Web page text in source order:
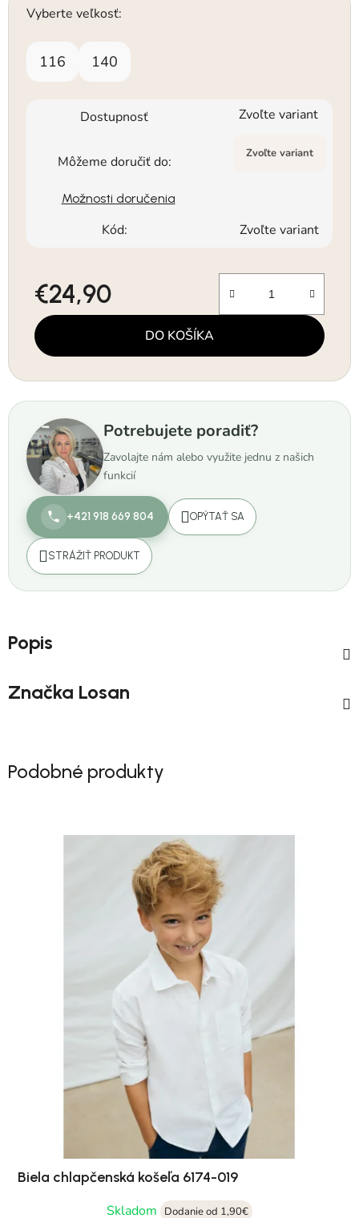
Vyberte veľkosť:
116 140
Dostupnosť Zvoľte variant
Môžeme doručiť do: Zvoľte variant
Možnosti doručenia
Kód: Zvoľte variant
€24,90
Jednotková cena:
DO KOŠÍKA
Potrebujete poradiť?
Zavolajte nám alebo využite jednu z našich
funkcií
+421 918 669 804 OPÝTAŤ SA
STRÁŽIŤ PRODUKT
Popis
Značka Losan
Podobné produkty
Biela chlapčenská košeľa 6174-019
Skladom
Dodanie od 1,90€